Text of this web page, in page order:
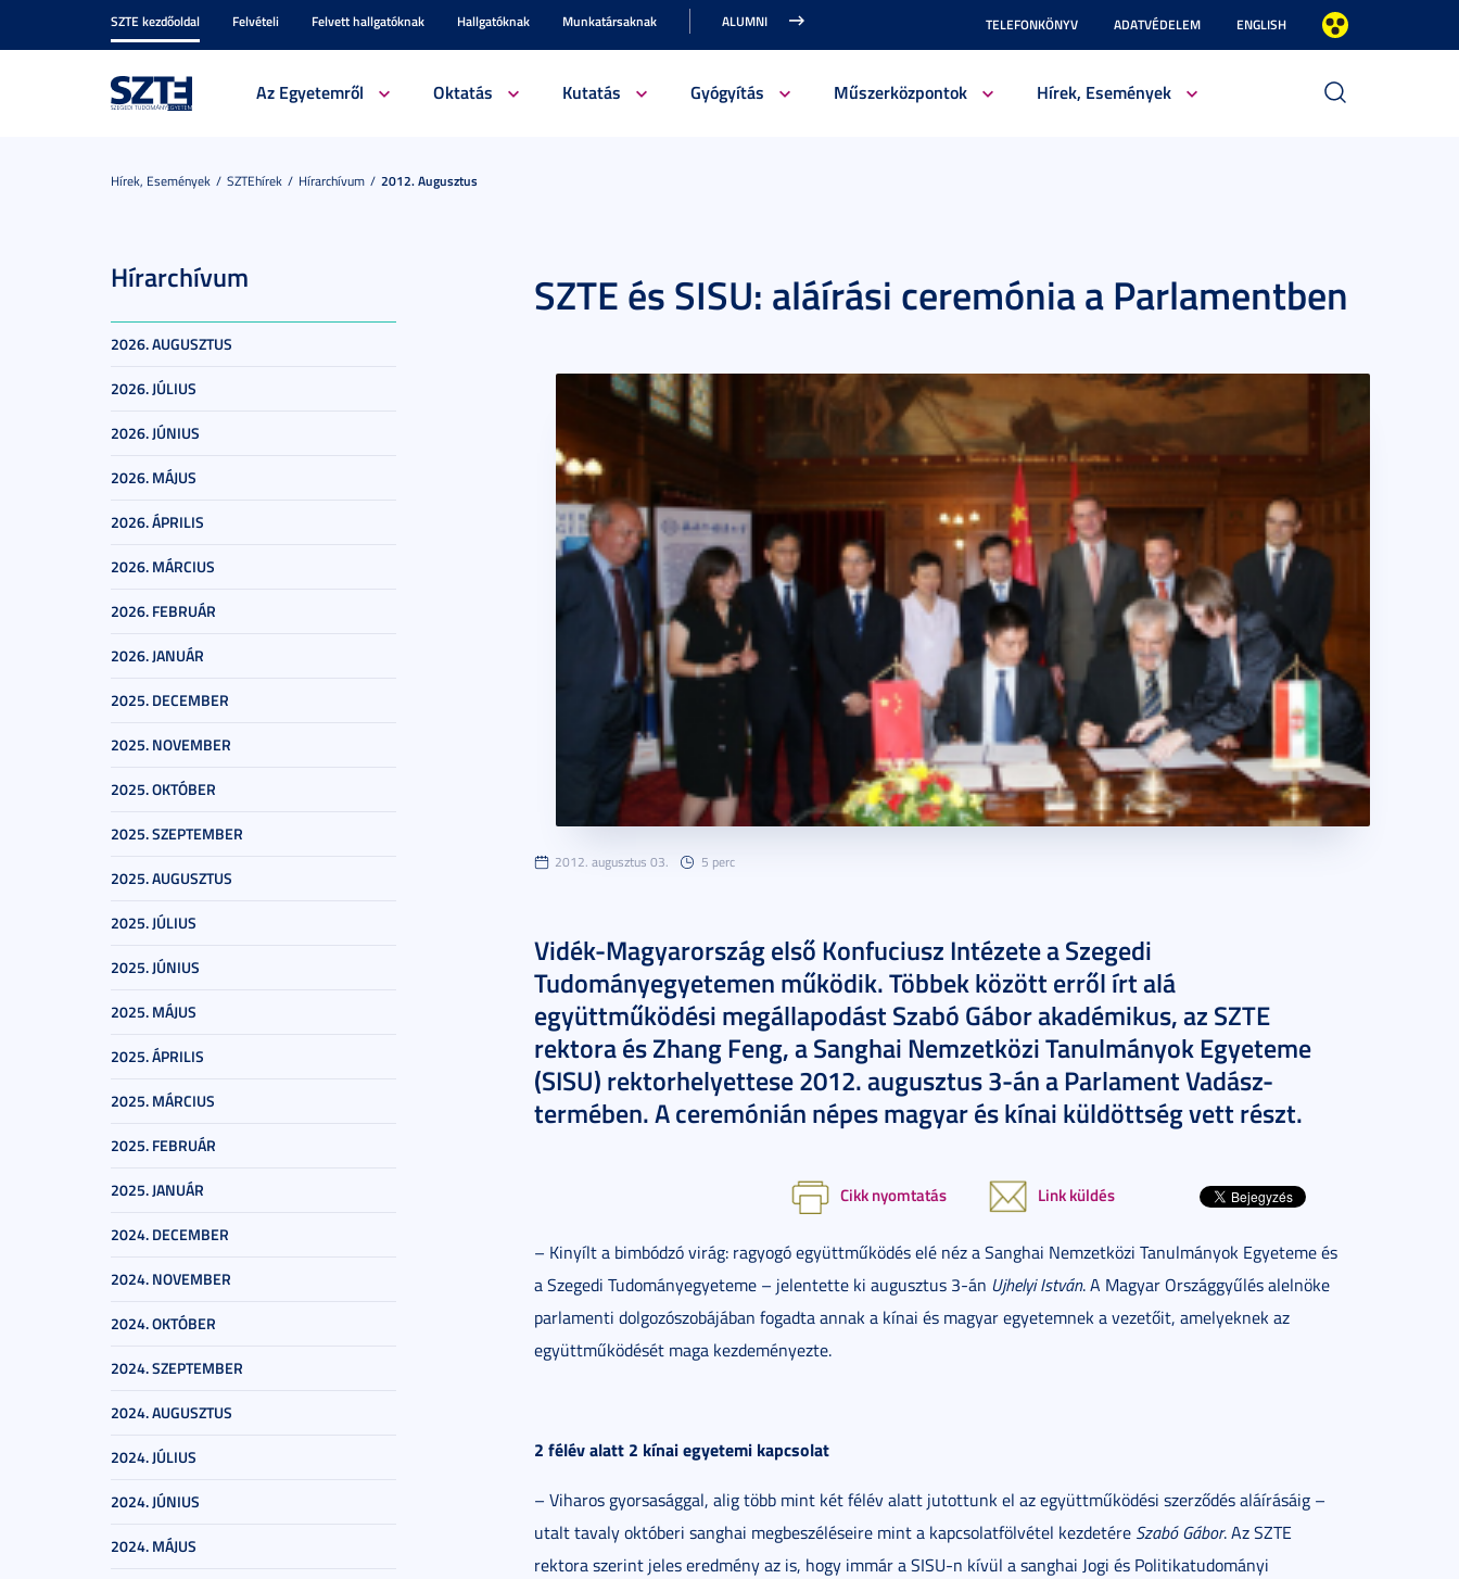
SZTE kezdőoldal Felvételi Felvett hallgatóknak Hallgatóknak Munkatársaknak ALUMNI TELEFONKÖNYV ADATVÉDELEM ENGLISH
Az Egyetemről Oktatás Kutatás Gyógyítás Műszerközpontok Hírek, Események
Hírek, Események SZTEhírek Hírarchívum 2012. Augusztus
Hírarchívum
2026. AUGUSZTUS
2026. JÚLIUS
2026. JÚNIUS
2026. MÁJUS
2026. ÁPRILIS
2026. MÁRCIUS
2026. FEBRUÁR
2026. JANUÁR
2025. DECEMBER
2025. NOVEMBER
2025. OKTÓBER
2025. SZEPTEMBER
2025. AUGUSZTUS
2025. JÚLIUS
2025. JÚNIUS
2025. MÁJUS
2025. ÁPRILIS
2025. MÁRCIUS
2025. FEBRUÁR
2025. JANUÁR
2024. DECEMBER
2024. NOVEMBER
2024. OKTÓBER
2024. SZEPTEMBER
2024. AUGUSZTUS
2024. JÚLIUS
2024. JÚNIUS
2024. MÁJUS
SZTE és SISU: aláírási ceremónia a Parlamentben
2012. augusztus 03. 5 perc
Vidék-Magyarország első Konfuciusz Intézete a Szegedi
Tudományegyetemen működik. Többek között erről írt alá
együttműködési megállapodást Szabó Gábor akadémikus, az SZTE
rektora és Zhang Feng, a Sanghai Nemzetközi Tanulmányok Egyeteme
(SISU) rektorhelyettese 2012. augusztus 3-án a Parlament Vadász-
termében. A ceremónián népes magyar és kínai küldöttség vett részt.
Cikk nyomtatás Link küldés
– Kinyílt a bimbódzó virág: ragyogó együttműködés elé néz a Sanghai Nemzetközi Tanulmányok Egyeteme és
a Szegedi Tudományegyeteme – jelentette ki augusztus 3-án Ujhelyi István. A Magyar Országgyűlés alelnöke
parlamenti dolgozószobájában fogadta annak a kínai és magyar egyetemnek a vezetőit, amelyeknek az
együttműködését maga kezdeményezte.
2 félév alatt 2 kínai egyetemi kapcsolat
– Viharos gyorsasággal, alig több mint két félév alatt jutottunk el az együttműködési szerződés aláírásáig –
utalt tavaly októberi sanghai megbeszéléseire mint a kapcsolatfölvétel kezdetére Szabó Gábor. Az SZTE
rektora szerint jeles eredmény az is, hogy immár a SISU-n kívül a sanghai Jogi és Politikatudományi